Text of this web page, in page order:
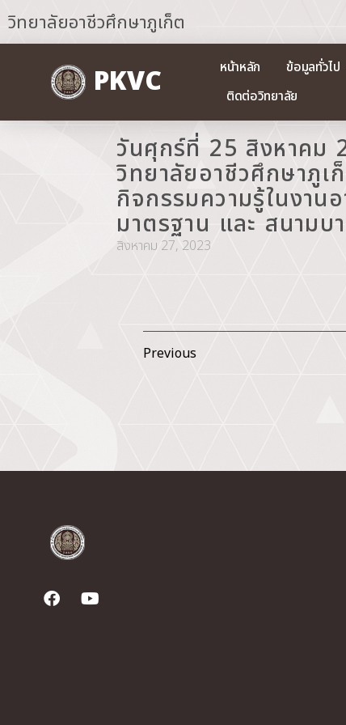
วิทยาลัยอาชีวศึกษาภูเก็ต
PKVC หน้าหลัก ข้อมูลทั่วไป
ติดต่อวิทยาลัย
วันศุกร์ที่ 25 สิงหาคม
วิทยาลัยอาชีวศึกษาภูเ
กิจกรรมความรู้ในงา
มาตรฐาน และ สนามบ
สิงหาคม 27, 2023
Previous